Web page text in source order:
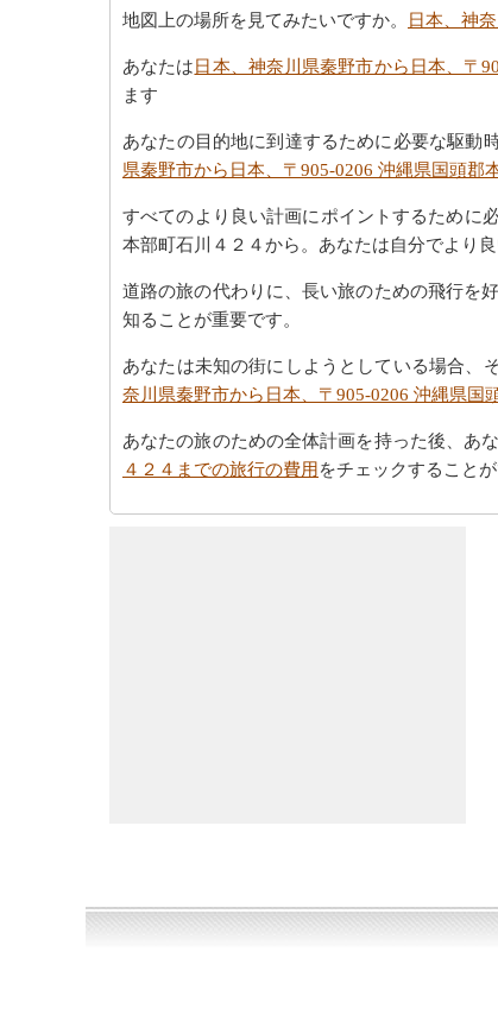
地図上の場所を見てみたいですか。 日本、神
あなたは日本、神奈川県秦野市から日本、〒
ます
あなたの目的地に到達するために必要な駆動
県秦野市から日本、〒905-0206 沖縄県国頭郡
すべてのより良い計画にポイントするために
本部町石川４２４から。あなたは自分でより
道路の旅の代わりに、長い旅のための飛行を
知ることが重要です。
あなたは未知の街にしようとしている場合、
奈川県秦野市から日本、〒905-0206 沖縄県国
あなたの旅のための全体計画を持った後、あ
４２４までの旅行の費用をチェックすることが